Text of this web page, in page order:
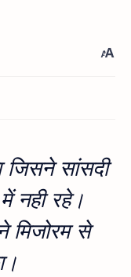
जिसने सांसदी
नही रहे।
मिजोरम से